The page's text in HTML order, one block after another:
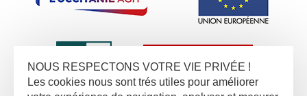
NOUS RESPECTONS VOTRE VIE PRIVÉE !
Les cookies nous sont trés utiles pour améliorer